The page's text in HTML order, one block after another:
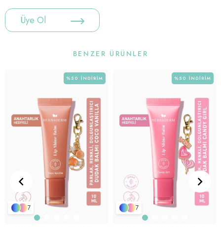
Üye Ol
BENZER ÜRÜNLER
7
%50 İNDIRIM
7
%50 İNDIRIM